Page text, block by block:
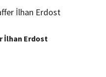
İlhan Erdost